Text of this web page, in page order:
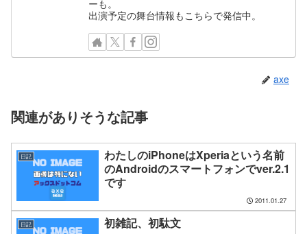
ーも。
出演予定の舞台情報もこちらで発信中。
axe
関連がありそうな記事
日記
わたしのiPhoneはXperiaという名前
のAndroidのスマートフォンでver.2.1
です
2011.01.27
日記 初雑記、初駄文